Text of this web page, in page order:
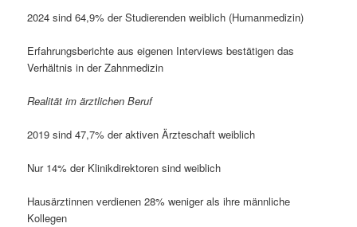
2024 sind 64,9% der Studierenden weiblich (Humanmedizin)
Erfahrungsberichte aus eigenen Interviews bestätigen das
Verhältnis in der Zahnmedizin
Realität im ärztlichen Beruf
2019 sind 47,7% der aktiven Ärzteschaft weiblich
Nur 14% der Klinikdirektoren sind weiblich
Hausärztinnen verdienen 28% weniger als ihre männliche
Kollegen